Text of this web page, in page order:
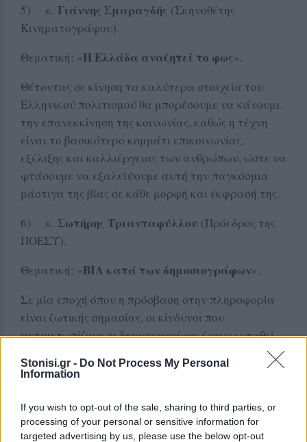
Stonisi.gr - Do Not Process My Personal
Information
If you wish to opt-out of the sale, sharing to third parties, or
processing of your personal or sensitive information for
targeted advertising by us, please use the below opt-out
5) κ. Γιάννης Σμαραγδής (Σκηνοθέτης
Κινηματογράφου).
Θεματική: «Η Ελλάδα αναζητεί το φως».
Θέτοντας σε κίνηση τα καλύτερα στοιχεία του
Ελληνικού πολιτισμού θα μπορέσουμε να κάνουμε
την επανεκκίνηση της κοινωνίας, καθώς η τέχνη
είναι το βασικότερο κομμάτι επικοινωνίας,
εξέλιξης και καλλιέργειας των ανθρώπων, ώστε να
φτάσουμε να εξαλείψουμε αυτή την παγκόσμια
μάστιγα της βίας σε κάθε μορφή και έκφρασή της.
6) κ. Σωτήρης Τριανταφύλλου (Πρόεδρος της
ΠΟΕΣΥ).
Θεματική: «ΒΙΑ κατά των δημοσιογράφων».
Σε μία εποχή όπου η πρόσβαση στην πληροφορία
είναι ζωτικής σημασίας, οι κίνδυνοι που
αντιμετωπίζουν οι δημοσιογράφοι έχουν ενταθεί.
7) κ.Μάνος Σταραμόπουλος(Α ́αντιπρόεδρος
ΠΣΑΤ - Αναλυτής Διεθνούς ποδοσφαίρου και
υποθέσεων, Αρχισυντάκτης Discoveryfootball.com,
Europacalcio.it).